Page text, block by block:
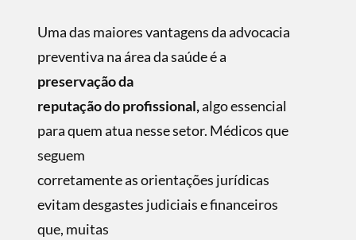
Uma das maiores vantagens da advocacia
preventiva na área da saúde é a
preservação da
reputação do profissional,algo essencial
para quem atua nesse setor. Médicos que
seguem
corretamente as orientações jurídicas
evitam desgastes judiciais e financeiros
que, muitas